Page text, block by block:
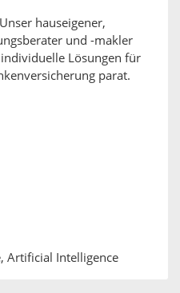
hauseigener,
und -makler
Lösungen für
parat.
Artificial Intelligence